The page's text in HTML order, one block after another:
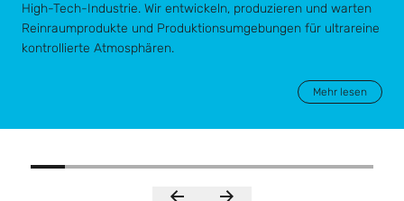
High-Tech-Industrie. Wir entwickeln, produzieren und warten
Reinraumprodukte und Produktionsumgebungen für ultrareine
kontrollierte Atmosphären.
Mehr lesen